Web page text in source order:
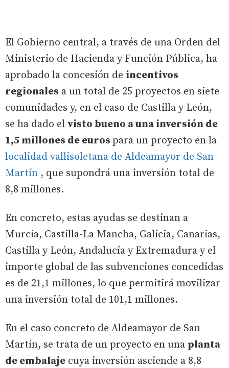
El Gobierno central, a través de una Orden del
Ministerio de Hacienda y Función Pública, ha
aprobado la concesión de incentivos
regionales a un total de 25 proyectos en siete
comunidades y, en el caso de Castilla y León,
se ha dado el visto bueno a una inversión de
1,5 millones de euros para un proyecto en la
localidad vallisoletana de Aldeamayor de San
Martín , que supondrá una inversión total de
8,8 millones.
En concreto, estas ayudas se destinan a
Murcia, Castilla-La Mancha, Galicia, Canarias,
Castilla y León, Andalucía y Extremadura y el
importe global de las subvenciones concedidas
es de 21,1 millones, lo que permitirá movilizar
una inversión total de 101,1 millones.
En el caso concreto de Aldeamayor de San
Martín, se trata de un proyecto en una planta
de embalaje cuya inversión asciende a 8,8